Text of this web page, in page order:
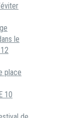
le
place
10